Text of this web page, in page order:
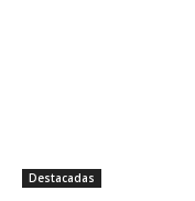
Destacadas